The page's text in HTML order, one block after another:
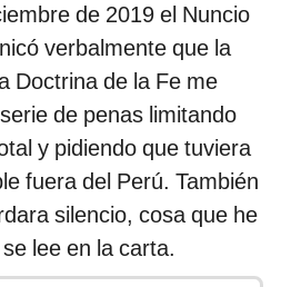
de 2019 el Nuncio
verbalmente que la
Doctrina de la Fe me
de penas limitando
y pidiendo que tuviera
fuera del Perú. También
silencio, cosa que he
lee en la carta.